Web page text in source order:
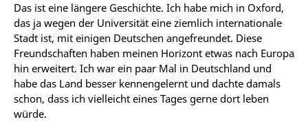
Das ist eine längere Geschichte. Ich habe mich in Oxford,
das ja wegen der Universität eine ziemlich internationale
Stadt ist, mit einigen Deutschen angefreundet. Diese
Freundschaften haben meinen Horizont etwas nach Europa
hin erweitert. Ich war ein paar Mal in Deutschland und
habe das Land besser kennengelernt und dachte damals
schon, dass ich vielleicht eines Tages gerne dort leben
würde.